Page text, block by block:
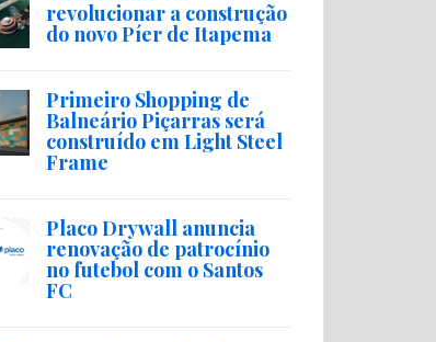
revolucionar a construção
do novo Píer de Itapema
Primeiro Shopping de
Balneário Piçarras será
construído em Light Steel
Frame
Placo Drywall anuncia
renovação de patrocínio
no futebol com o Santos
FC